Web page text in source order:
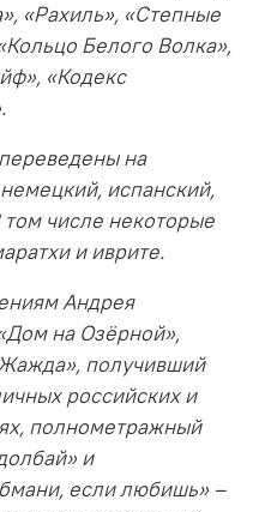
«Рахиль», «Степные
Белого Волка»,
«Кодекс
на
испанский,
числе некоторые
и иврите.
Андрея
на Озёрной»,
получивший
российских и
полнометражный
и
если любишь» –